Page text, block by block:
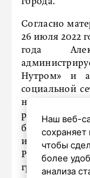
города.
Согласно
26 июля 2022
года
Нутром» и
социальной
результате
были
России,
гражданам
Наш веб-
чтобы
более
анализа